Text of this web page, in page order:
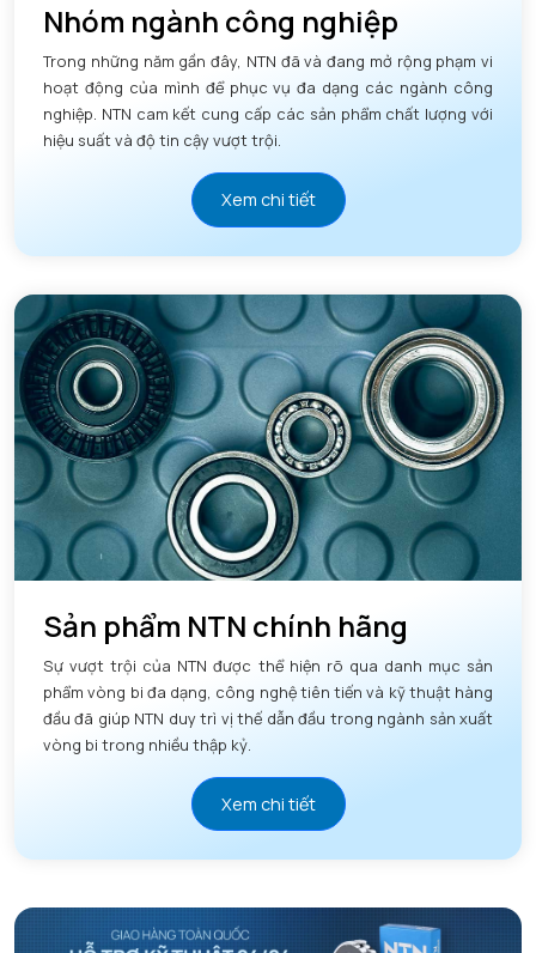
Nhóm ngành công nghiệp
Trong những năm gần đây, NTN đã và đang mở rộng phạm vi
hoạt động của mình để phục vụ đa dạng các ngành công
nghiệp. NTN cam kết cung cấp các sản phẩm chất lượng với
hiệu suất và độ tin cậy vượt trội.
Xem chi tiết
Sản phẩm NTN chính hãng
Sự vượt trội của NTN được thể hiện rõ qua danh mục sản
phẩm vòng bi đa dạng, công nghệ tiên tiến và kỹ thuật hàng
đầu đã giúp NTN duy trì vị thế dẫn đầu trong ngành sản xuất
vòng bi trong nhiều thập kỷ.
Xem chi tiết